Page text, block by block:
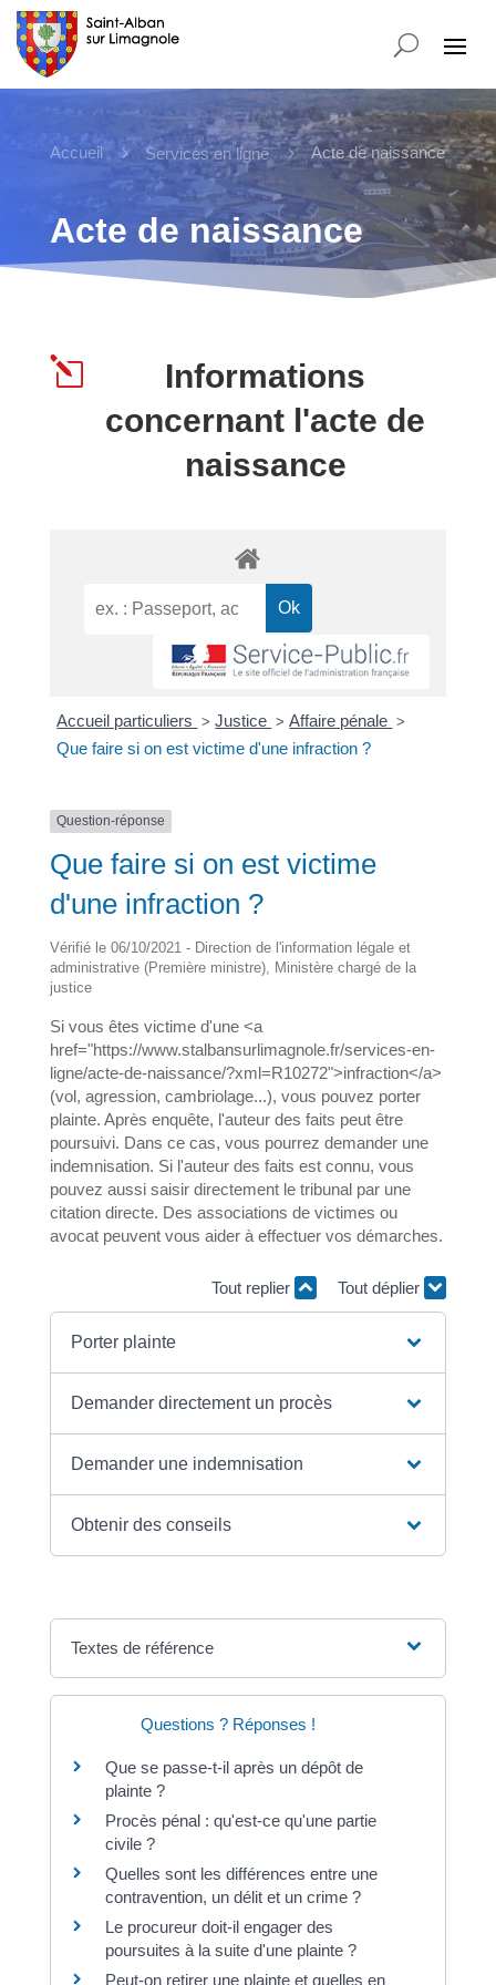
Accueil 5 Services en ligne 5 Acte de naissance
Acte de naissance
l
Informations
concernant l'acte de
naissance
Accueil particuliers > Justice > Affaire pénale >
Que faire si on est victime d'une infraction ?
Question-réponse
Que faire si on est victime
d'une infraction ?
Vérifié le 06/10/2021 - Direction de l'information légale et
administrative (Première ministre), Ministère chargé de la
justice
Si vous êtes victime d'une <a
href="https://www.stalbansurlimagnole.fr/services-en-
ligne/acte-de-naissance/?xml=R10272">infraction</a>
(vol, agression, cambriolage...), vous pouvez porter
plainte. Après enquête, l'auteur des faits peut être
poursuivi. Dans ce cas, vous pourrez demander une
indemnisation. Si l'auteur des faits est connu, vous
pouvez aussi saisir directement le tribunal par une
citation directe. Des associations de victimes ou
avocat peuvent vous aider à effectuer vos démarches.
Tout replier Tout déplier
Porter plainte
Demander directement un procès
Demander une indemnisation
Obtenir des conseils
Textes de référence
Questions ? Réponses !
Que se passe-t-il après un dépôt de
plainte ?
Procès pénal : qu'est-ce qu'une partie
civile ?
Quelles sont les différences entre une
contravention, un délit et un crime ?
Le procureur doit-il engager des
poursuites à la suite d'une plainte ?
Peut-on retirer une plainte et quelles en